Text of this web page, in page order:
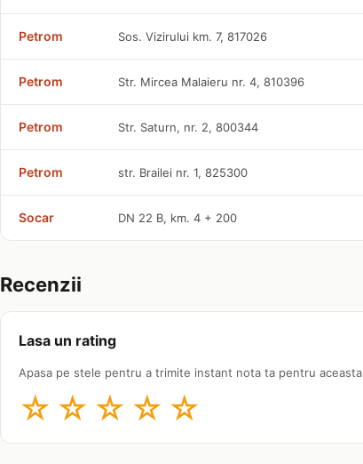
Petrom Sos. Vizirului km. 7, 817026
Petrom Str. Mircea Malaieru nr. 4, 810396
Petrom Str. Saturn, nr. 2, 800344
Petrom str. Brailei nr. 1, 825300
Socar DN 22 B, km. 4 + 200
Recenzii
Lasa un rating
Apasa pe stele pentru a trimite instant nota ta pentru
☆ ☆ ☆ ☆ ☆